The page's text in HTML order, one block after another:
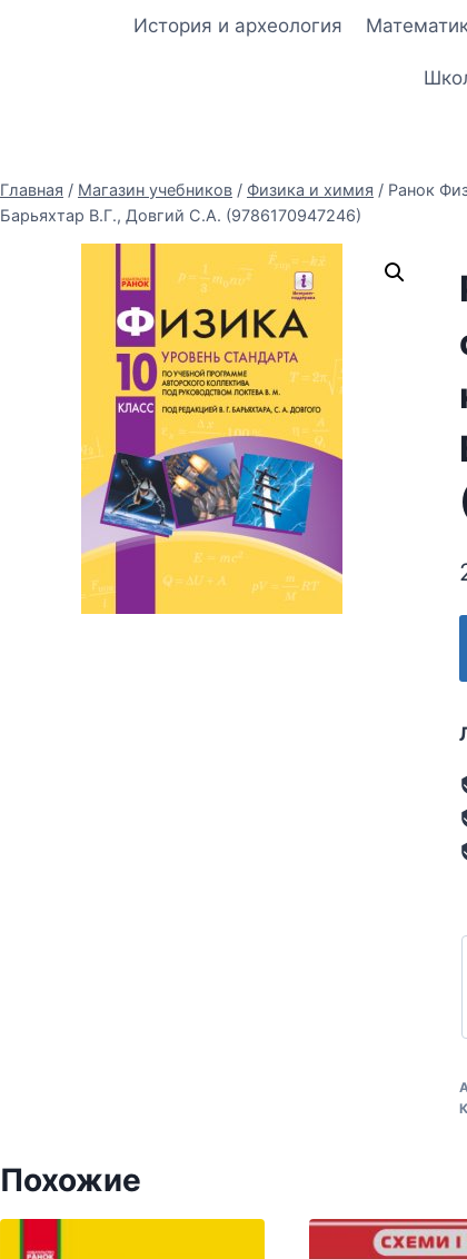
История и археология
Главная / Магазин учебников / Физика и химия / Ранок
Барьяхтар В.Г., Довгий С.А. (9786170947246)
Похожие